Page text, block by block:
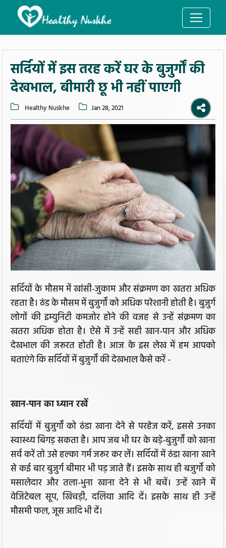
सर्दियों में इस तरह करें घर के बुजुर्गों की
देखभाल, बीमारी छू भी नहीं पाएगी
Healthy Nuskhe Jan 28, 2021
सर्दियों के मौसम में खांसी-जुकाम और संक्रमण का खतरा अधिक
रहता है। ठंड के मौसम में बुजुर्गों को अधिक परेशानी होती है। बुजुर्ग
लोगों की इम्युनिटी कमजोर होने की वजह से उन्हें संक्रमण का
खतरा अधिक होता है। ऐसे में उन्हें सही खान-पान और अधिक
देखभाल की जरूरत होती है। आज के इस लेख में हम आपको
बताएंगे कि सर्दियों में बुजुर्गों की देखभाल कैसे करें -
खान-पान का ध्यान रखें
सर्दियों में बुजुर्गों को ठंडा खाना देने से परहेज करें, इससे उनका
स्वास्थ्य बिगड़ सकता है। आप जब भी घर के बड़े-बुजुर्गों को खाना
सर्व करें तो उसे हल्का गर्म जरूर कर लें। सर्दियों में ठंडा खाना खाने
से कई बार बुजुर्ग बीमार भी पड़ जाते हैं। इसके साथ ही बजुर्गों को
मसालेदार और तला-भुना खाना देने से भी बचें। उन्हें खाने में
वेजिटेबल सूप, खिचड़ी, दलिया आदि दें। इसके साथ ही उन्हें
मौसमी फल, जूस आदि भी दें।